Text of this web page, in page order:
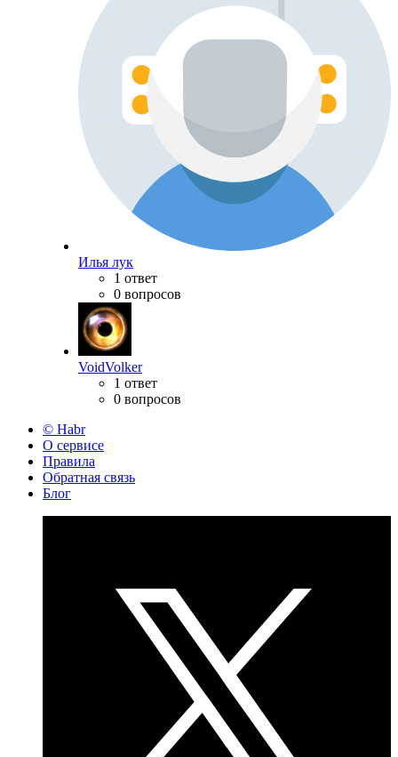
Илья лук
1 ответ
0 вопросов
VoidVolker
1 ответ
0 вопросов
© Habr
О сервисе
Правила
Обратная связь
Блог